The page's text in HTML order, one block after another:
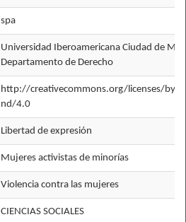
spa
Universidad Iberoamericana Ciudad de
Departamento de Derecho
http://creativecommons.org/licenses/by-
nd/4.0
Libertad de expresión
Mujeres activistas de minorías
Violencia contra las mujeres
CIENCIAS SOCIALES